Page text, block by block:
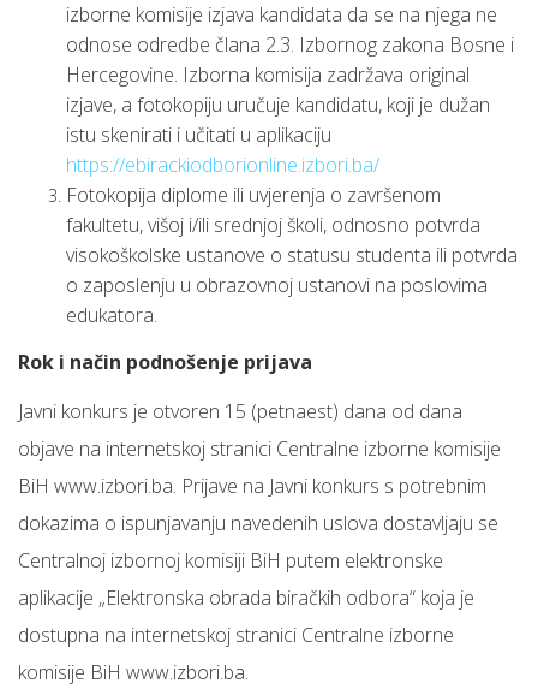
izborne komisije izjava kandidata da se na njega ne
odnose odredbe člana 2.3. Izbornog zakona Bosne i
Hercegovine. Izborna komisija zadržava original
izjave, a fotokopiju uručuje kandidatu, koji je dužan
istu skenirati i učitati u aplikaciju
https://ebirackiodborionline.izbori.ba/
Fotokopija diplome ili uvjerenja o završenom
fakultetu, višoj i/ili srednjoj školi, odnosno potvrda
visokoškolske ustanove o statusu studenta ili potvrda
o zaposlenju u obrazovnoj ustanovi na poslovima
edukatora.
Rok i način podnošenje prijava
Javni konkurs je otvoren 15 (petnaest) dana od dana
objave na internetskoj stranici Centralne izborne komisije
BiH www.izbori.ba. Prijave na Javni konkurs s potrebnim
dokazima o ispunjavanju navedenih uslova dostavljaju se
Centralnoj izbornoj komisiji BiH putem elektronske
aplikacije „Elektronska obrada biračkih odbora“ koja je
dostupna na internetskoj stranici Centralne izborne
komisije BiH www.izbori.ba.